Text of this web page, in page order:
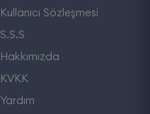
Kullanıcı Sözleşmesi
S.S.S
Hakkımızda
KVKK
Yardım